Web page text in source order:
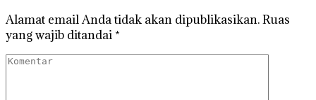
Alamat email Anda tidak akan dipublikasikan.Ruas
yang wajib ditandai *